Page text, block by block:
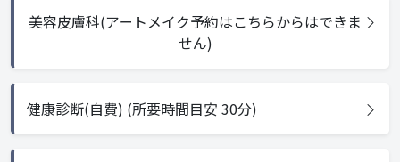
美容皮膚科(アートメイク予約はこちらからはできま
せん)
健康診断(自費) (所要時間目安 30分)